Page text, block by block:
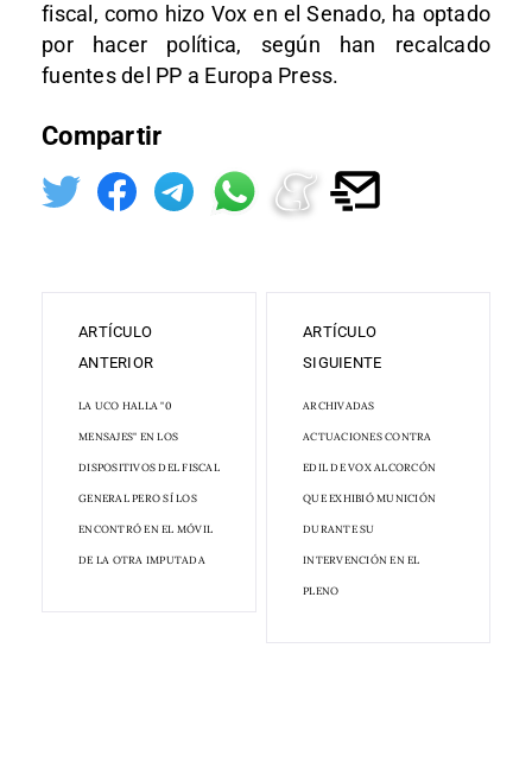
fiscal, como hizo Vox en el Senado, ha optado
por hacer política, según han recalcado
fuentes del PP a Europa Press.
Compartir
ARTÍCULO
ANTERIOR
LA UCO HALLA "0
MENSAJES" EN LOS
DISPOSITIVOS DEL FISCAL
GENERAL PERO SÍ LOS
ENCONTRÓ EN EL MÓVIL
DE LA OTRA IMPUTADA
ARTÍCULO
SIGUIENTE
ARCHIVADAS
ACTUACIONES CONTRA
EDIL DE VOX ALCORCÓN
QUE EXHIBIÓ MUNICIÓN
DURANTE SU
INTERVENCIÓN EN EL
PLENO